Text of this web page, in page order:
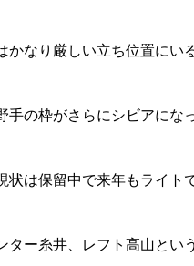
かなり厳しい立ち位置にい
手の枠がさらにシビアにな
状は保留中で来年もライト
ター糸井、レフト高山とい